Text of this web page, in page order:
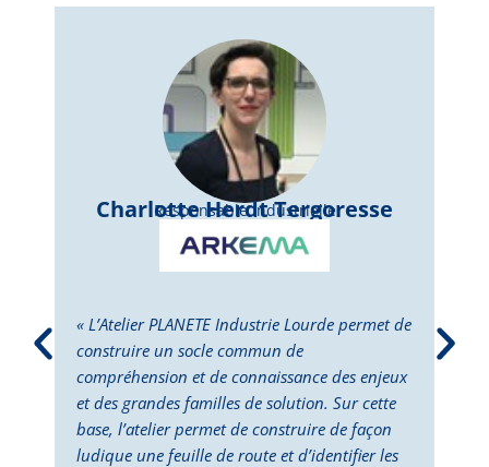
Charlotte Herdt Tergoresse
Responsable Industrielle
« L’Atelier PLANETE Industrie Lourde permet de
construire un socle commun de
compréhension et de connaissance des enjeux
et des grandes familles de solution. Sur cette
base, l’atelier permet de construire de façon
ludique une feuille de route et d’identifier les